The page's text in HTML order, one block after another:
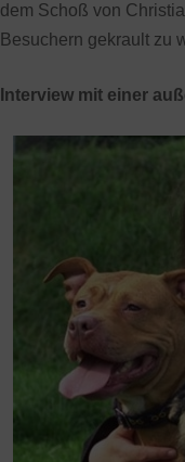
dem Schoß von
Besuchern gekrault zu
Interview mit einer